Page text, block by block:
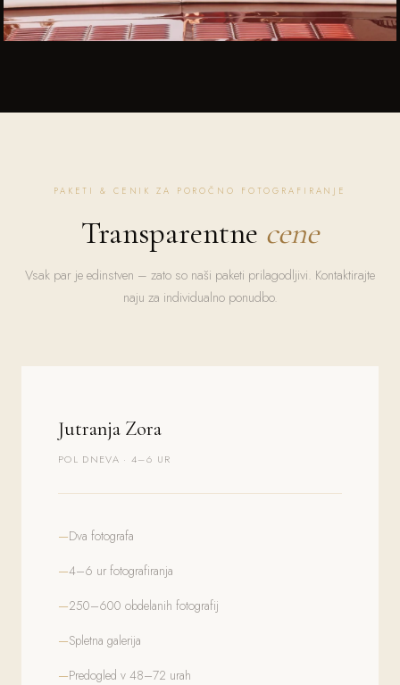
PAKETI & CENIK ZA POROČNO FOTOGRAFIRANJE
Transparentne cene
Vsak par je edinstven – zato so naši paketi prilagodljivi. Kontaktirajte
naju za individualno ponudbo.
Jutranja Zora
POL DNEVA · 4–6 UR
Dva fotografa
4–6 ur fotografiranja
250–600 obdelanih fotografij
Spletna galerija
Predogled v 48–72 urah